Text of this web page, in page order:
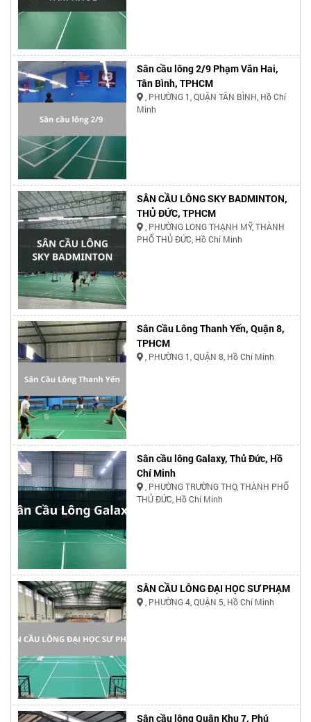
Sân cầu lông 2/9 Phạm Văn Hai,
Tân Bình, TPHCM
, PHƯỜNG 1, QUẬN TÂN BÌNH, Hồ Chí
Minh
SÂN CẦU LÔNG SKY BADMINTON,
THỦ ĐỨC, TPHCM
, PHƯỜNG LONG THẠNH MỸ, THÀNH
PHỐ THỦ ĐỨC, Hồ Chí Minh
Sân Cầu Lông Thanh Yến, Quận 8,
TPHCM
, PHƯỜNG 1, QUẬN 8, Hồ Chí Minh
Sân cầu lông Galaxy, Thủ Đức, Hồ
Chí Minh
, PHƯỜNG TRƯỜNG THỌ, THÀNH PHỐ
THỦ ĐỨC, Hồ Chí Minh
SÂN CẦU LÔNG ĐẠI HỌC SƯ PHẠM
, PHƯỜNG 4, QUẬN 5, Hồ Chí Minh
Sân cầu lông Quân Khu 7, Phú